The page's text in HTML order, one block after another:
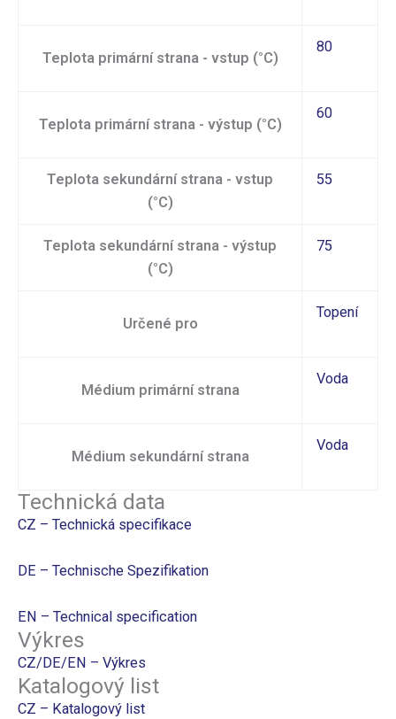
Teplota primární strana - vstup (°C)
80
Teplota primární strana - výstup (°C)
60
Teplota sekundární strana - vstup
(°C)
55
Teplota sekundární strana - výstup
(°C)
75
Určené pro
Topení
Médium primární strana
Voda
Médium sekundární strana
Voda
Technická data
CZ – Technická specifikace
DE – Technische Spezifikation
EN – Technical specification
Výkres
CZ/DE/EN – Výkres
Katalogový list
CZ – Katalogový list